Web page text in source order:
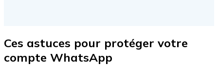
Ces astuces pour protéger votre
compte WhatsApp